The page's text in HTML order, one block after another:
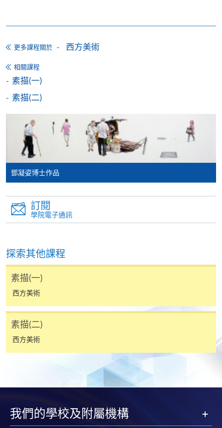
申請表
報名辦法
申請人可選擇(1)網上報名上載學歷副本、(2)親臨本院
各報名中心遞交下列文件或(3)郵寄文件至︰
香港北角英皇道494號港島東分校19樓
已填妥的報名表格(SF26)；
身份證副本；
學歷副本(包括證書及成績單)、相關專業資格副
本；及
更多課程關於 西方美術
相關課程
素描(一)
素描(二)
鄧凝姿博士作品
訂閱
學院電子通訊
探索其他課程
素描(一)
西方美術
素描(二)
西方美術
我們的學校及附屬機構